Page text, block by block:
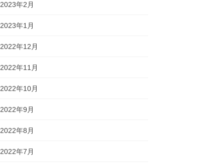
2023年2月
2023年1月
2022年12月
2022年11月
2022年10月
2022年9月
2022年8月
2022年7月